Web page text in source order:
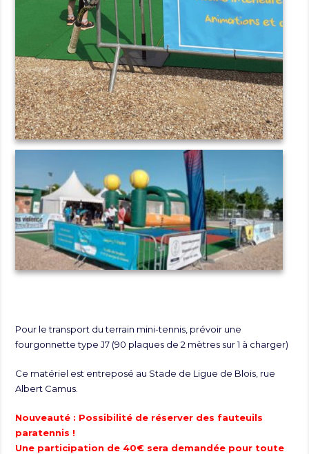
Pour le transport du terrain mini-tennis, prévoir une
fourgonnette type J7 (90 plaques de 2 mètres sur 1 à charger)
Ce matériel est entreposé au Stade de Ligue de Blois, rue
Albert Camus.
Nouveauté : Possibilité de réserver des fauteuils
paratennis !
Une participation de 40€ sera demandée pour toute